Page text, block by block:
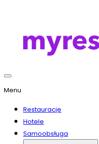
Close
Menu
Menu
Restauracje
Hotele
Samoobsługa